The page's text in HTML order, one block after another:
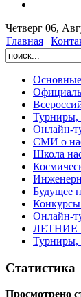
Четверг 06,
Главная |
Основные
Турниры,
Онлайн-
СМИ о
Школа
Будущее
Конкурсы
Онлайн-
ЛЕТНИЕ
Турниры,
Статистика
Просмотрено